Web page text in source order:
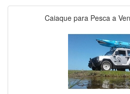
Caiaque para Pesca a